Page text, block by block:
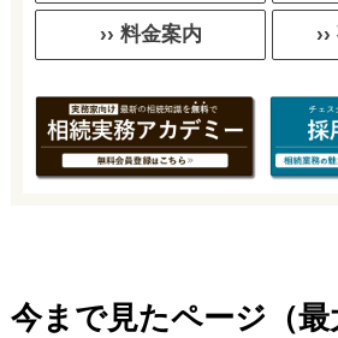
›› 料金案内
今まで見たページ（最